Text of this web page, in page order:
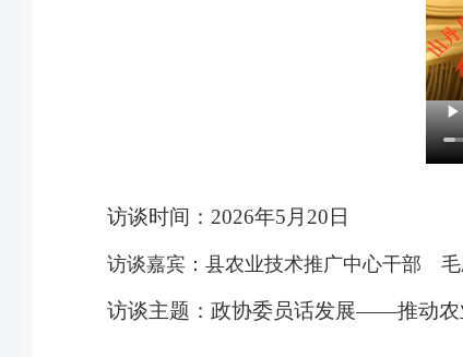
访谈时间 ： 2026年5月20日
访谈嘉宾 ： 县农业技术推广中心干部
访谈主题 ： 政协委员话发展——推动农